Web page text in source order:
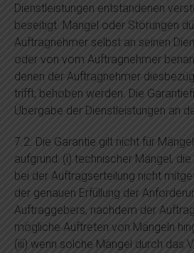
Dienstleistungen entstandenen
beseitigt. Mängel oder Störungen
Auftragnehmer selbst an seinen
oder von vom Auftragnehmer
denen der Auftragnehmer
trifft, behoben werden. Die
Übergabe der Dienstleistungen an
7.2. Die Garantie gilt nicht für
aufgrund: (i) technischer Mängel,
bei der Auftragserteilung nicht
der genauen Erfüllung der
Auftraggebers, nachdem der
mögliche Auftreten von Mängeln
(iii) wenn solche Mängel durch das